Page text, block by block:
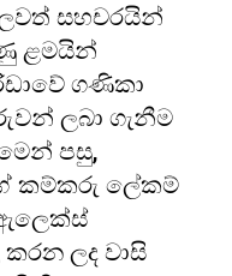
සහචරයින්
ළමයින්
ගණිකා
ලබා ගැනීම
පසු,
කම්කරු ලේකම්
ලද වාසි